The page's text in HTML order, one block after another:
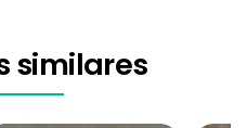
similares